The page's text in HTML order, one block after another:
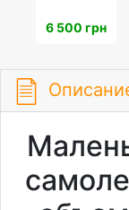
6 500 грн